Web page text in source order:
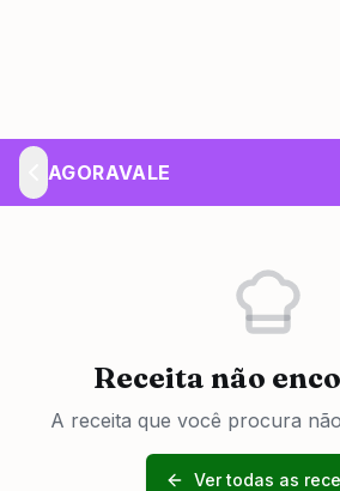
AGORAVALE
Receita não
A receita que você procura
Ver todas as